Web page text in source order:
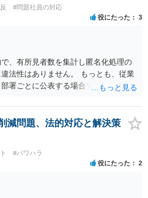
#問題社員の対応
役にたった 3
、有所見者数を集計し匿名化処理の
法性はありません。 もっとも、従業
署ごとに公表する場合で特定の部署
ことになります。 少人数部署がある
全体）単位での公表にする、結果数
工夫が、より特定回避に資するかもし
減問題、法的対応と解決策
#パワハラ
役にたった 2